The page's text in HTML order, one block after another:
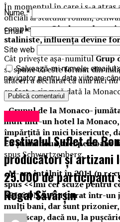
În momentul în care i s-a atras
oficiali ai statului român,
completat:„Când statul
staliniste, influenţa devine
Cât priveşte aşa-numitulGrup
se spune că este format din
afaceri a declarat că unii nici
au fost o singură dată la
„Grupul de la Monaco-
mult într-un hotel la
împărţită în mici bisericuţe,
Eu ştiam două, trei persoane
spus Schwartzenberg.
„M-am întâlnit în 2011 (n.r.:
spus <<Îmi cer scuze pentru
SRI şi DNA. Am intrat într-un
mulţi bani, dar sunt
ajută scap, dacă nu, la
Nume*
Email*
Site web
Salvează-mi numele,
navigator pentru data viitoare
Festivalul Suflet de
producători și artizani
25.000 de participanți
Regal Săvârșin